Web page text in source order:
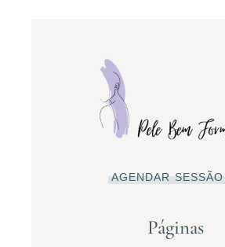
AGENDAR SESSÃO
Páginas